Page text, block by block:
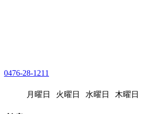
0476-28-1211
月曜日 火曜日 水曜日 木曜日